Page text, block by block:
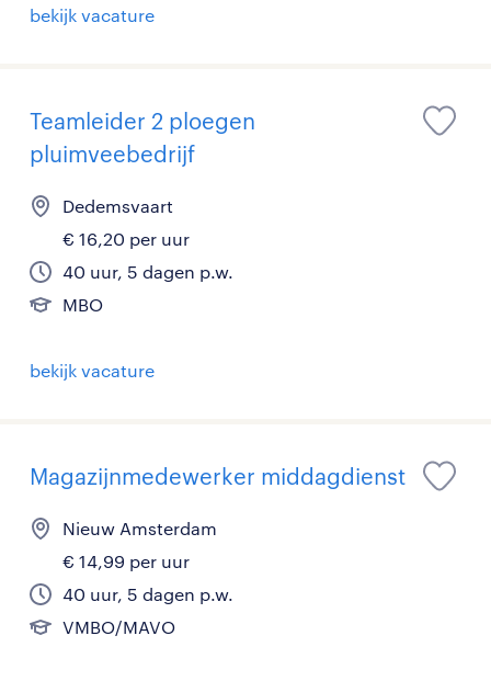
bekijk vacature
Teamleider 2 ploegen
pluimveebedrijf
Dedemsvaart
€ 16,20 per uur
40 uur, 5 dagen p.w.
MBO
bekijk vacature
Magazijnmedewerker middagdienst
Nieuw Amsterdam
€ 14,99 per uur
40 uur, 5 dagen p.w.
VMBO/MAVO